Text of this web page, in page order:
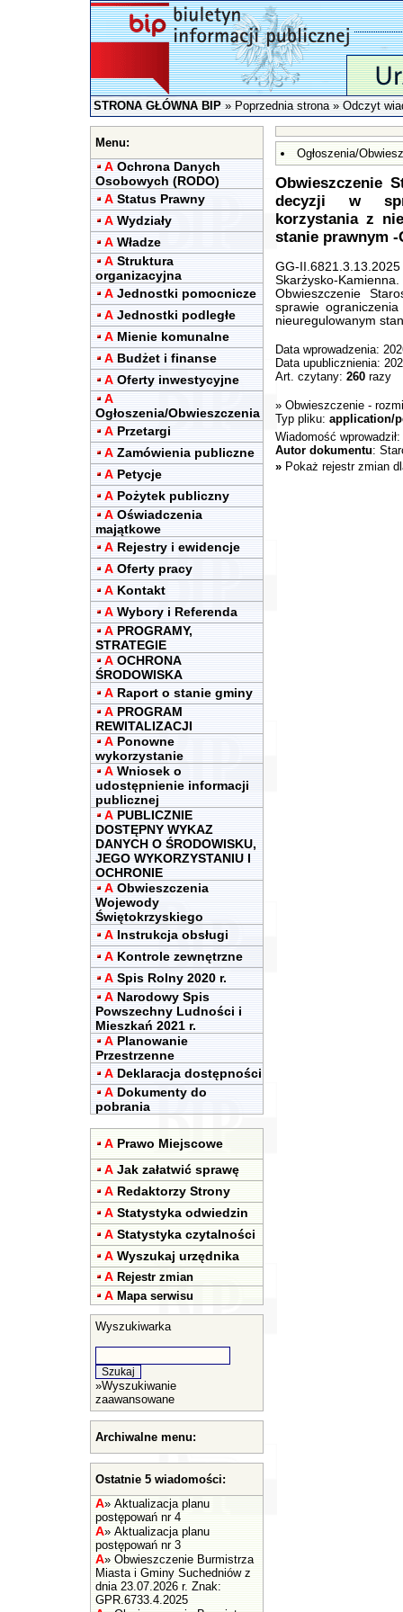
STRONA GŁÓWNA BIP»Poprzednia strona» Odczyt
Menu:
A Ochrona Danych
Osobowych (RODO)
A Status Prawny
A Wydziały
A Władze
A Struktura
organizacyjna
A Jednostki pomocnicze
A Jednostki podległe
A Mienie komunalne
A Budżet i finanse
A Oferty inwestycyjne
A
Ogłoszenia/Obwieszczenia
A Przetargi
A Zamówienia publiczne
A Petycje
A Pożytek publiczny
A Oświadczenia
majątkowe
A Rejestry i ewidencje
A Oferty pracy
A Kontakt
A Wybory i Referenda
A PROGRAMY,
STRATEGIE
A OCHRONA
ŚRODOWISKA
A Raport o stanie gminy
A PROGRAM
REWITALIZACJI
A Ponowne
wykorzystanie
A Wniosek o
udostępnienie informacji
publicznej
A PUBLICZNIE
DOSTĘPNY WYKAZ
DANYCH O ŚRODOWISKU,
JEGO WYKORZYSTANIU I
OCHRONIE
A Obwieszczenia
Wojewody
Świętokrzyskiego
A Instrukcja obsługi
A Kontrole zewnętrzne
A Spis Rolny 2020 r.
A Narodowy Spis
Powszechny Ludności i
Mieszkań 2021 r.
A Planowanie
Przestrzenne
A Deklaracja dostępności
A Dokumenty do
pobrania
A Prawo Miejscowe
A Jak załatwić sprawę
A Redaktorzy Strony
A Statystyka odwiedzin
A Statystyka czytalności
A Wyszukaj urzędnika
A Rejestr zmian
A Mapa serwisu
Wyszukiwarka
»Wyszukiwanie
zaawansowane
Archiwalne menu:
Ostatnie 5 wiadomości:
A» Aktualizacja planu
postępowań nr 4
A» Aktualizacja planu
postępowań nr 3
A» Obwieszczenie Burmistrza
Miasta i Gminy Suchedniów z
dnia 23.07.2026 r. Znak:
GPR.6733.4.2025
Ogłoszenia/
Obwieszczenie
decyzji w
korzystania z
stanie prawnym -
GG-II.6821.3.13.2025
Skarżysko-
Obwieszczenie
sprawie
nieuregulowanym
Data wprowadzenia:
Data upublicznienia:
Art. czytany: 260razy
» Obwieszczenie -
Typ pliku: application/
Wiadomość wprowadził:
Autor dokumentu:
» Pokaż rejestr zmian